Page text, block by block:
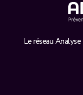
Le réseau